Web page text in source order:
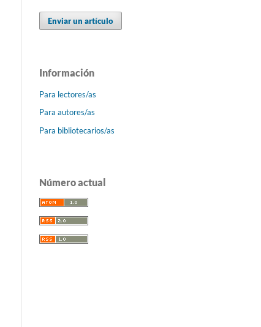
Enviar un artículo
Información
Para lectores/as
Para autores/as
Para bibliotecarios/as
Número actual